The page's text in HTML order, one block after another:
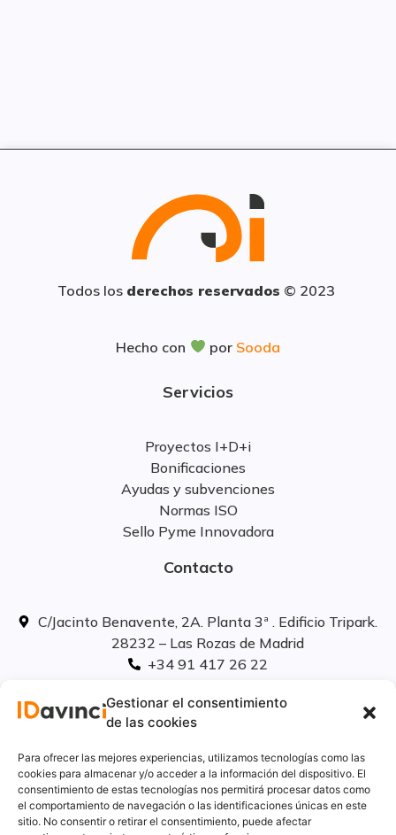
Gestionar el consentimiento
de las cookies
Para ofrecer las mejores experiencias, utilizamos tecnologías como las
cookies para almacenar y/o acceder a la información del dispositivo. El
consentimiento de estas tecnologías nos permitirá procesar datos como
el comportamiento de navegación o las identificaciones únicas en este
sitio. No consentir o retirar el consentimiento, puede afectar
Todos los derechos reservados © 2023
Hecho con por Sooda
Servicios
Proyectos I+D+i
Bonificaciones
Ayudas y subvenciones
Normas ISO
Sello Pyme Innovadora
Contacto
C/Jacinto Benavente, 2A. Planta 3ª . Edificio Tripark.
28232 – Las Rozas de Madrid
+34 91 417 26 22
linkedIn
Aviso Legal
Privacidad